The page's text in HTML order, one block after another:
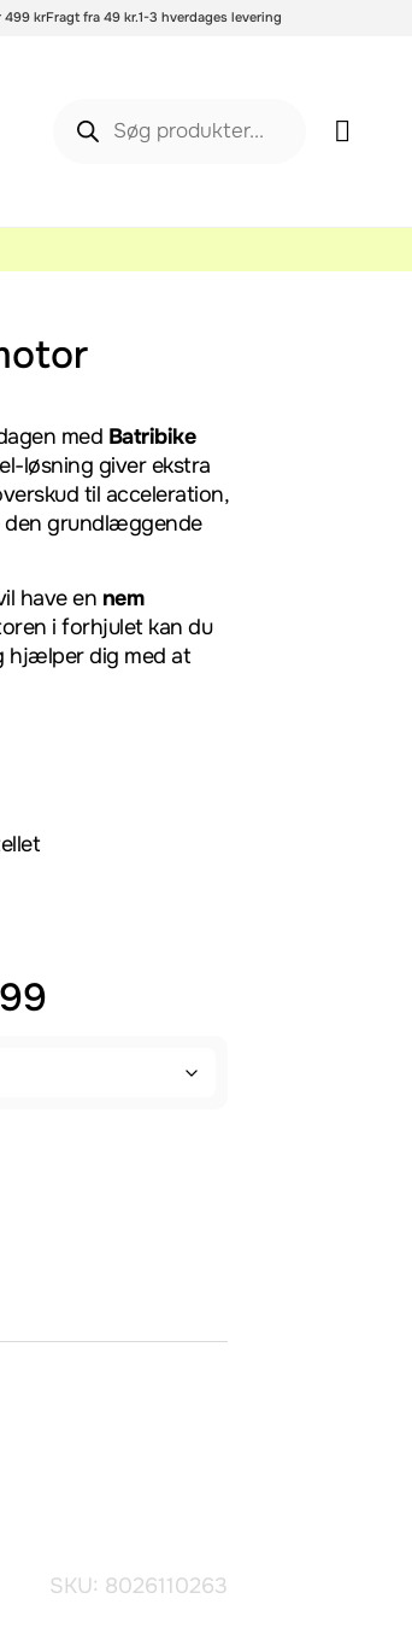
499 krFragt fra 49 kr.1-3 hverdages levering
med Batribike
løsning giver ekstra
til acceleration,
grundlæggende
have en nem
i forhjulet kan du
hjælper dig med at
SKU: 8026110263